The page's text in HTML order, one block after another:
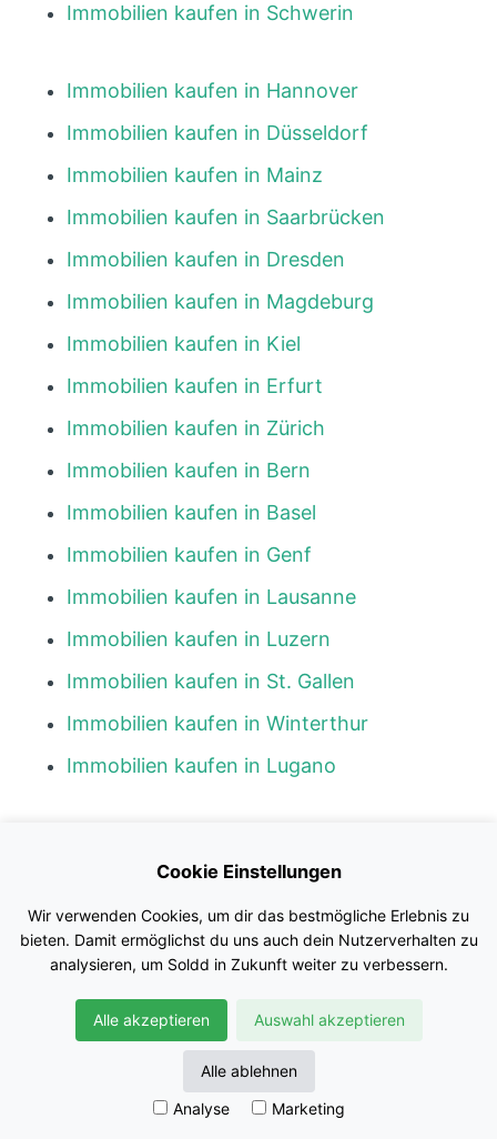
Immobilien kaufen in Schwerin
Immobilien kaufen in Hannover
Immobilien kaufen in Düsseldorf
Immobilien kaufen in Mainz
Immobilien kaufen in Saarbrücken
Immobilien kaufen in Dresden
Immobilien kaufen in Magdeburg
Immobilien kaufen in Kiel
Immobilien kaufen in Erfurt
Immobilien kaufen in Zürich
Immobilien kaufen in Bern
Immobilien kaufen in Basel
Immobilien kaufen in Genf
Immobilien kaufen in Lausanne
Immobilien kaufen in Luzern
Immobilien kaufen in St. Gallen
Immobilien kaufen in Winterthur
Immobilien kaufen in Lugano
Impressum
Nutzungsbedingungen
Datenschutz
© Soldd GmbH
Cookie Einstellungen
Wir verwenden Cookies, um dir das bestmögliche Erlebnis zu
bieten. Damit ermöglichst du uns auch dein Nutzerverhalten zu
analysieren, um Soldd in Zukunft weiter zu verbessern.
Alle akzeptieren Auswahl akzeptieren
Alle ablehnen
Analyse
Marketing